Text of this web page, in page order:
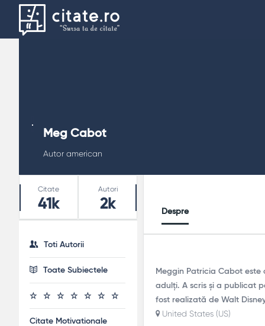
Meg Cabot
Autor american
Despre
Meggin Patricia Cabot
adulți. A scris și a publicat
fost realizată de Walt
United States (US)
Stats
Citate
41k
Autori
2k
Toti Autorii
Toate Subiectele
Citate Motivationale